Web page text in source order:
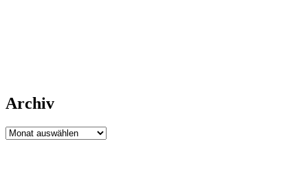
Archiv
Archiv